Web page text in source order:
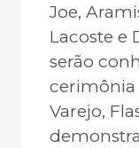
Joe,
Lacoste e
serão
cerimônia
Varejo,